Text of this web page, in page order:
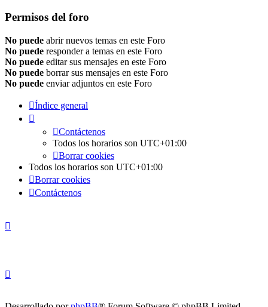
Permisos del foro
No puede abrir nuevos temas en este Foro
No puede responder a temas en este Foro
No puede editar sus mensajes en este Foro
No puede borrar sus mensajes en este Foro
No puede enviar adjuntos en este Foro
Índice general
Contáctenos
Todos los horarios son UTC+01:00
Borrar cookies
Todos los horarios son UTC+01:00
Borrar cookies
Contáctenos